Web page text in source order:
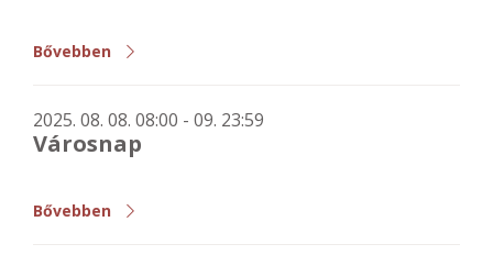
Bővebben
2025. 08. 08. 08:00 - 09. 23:59
Városnap
Bővebben